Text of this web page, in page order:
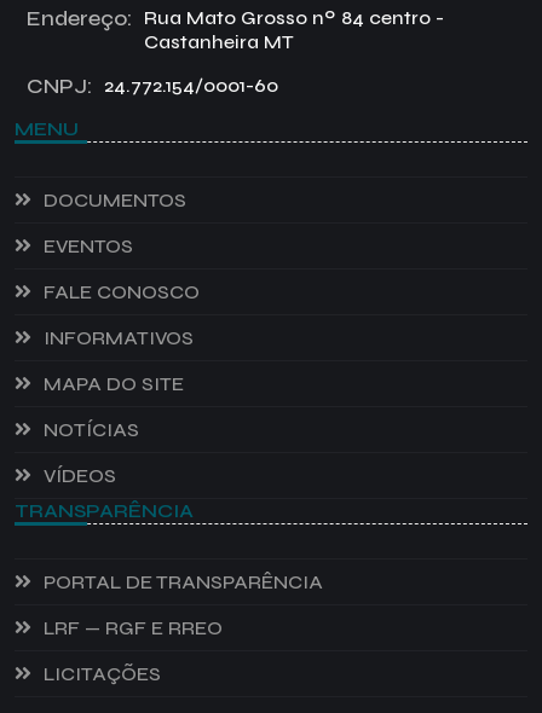
Endereço:
Rua Mato Grosso nº 84 centro -
Castanheira MT
CNPJ: 24.772.154/0001-60
MENU
DOCUMENTOS
EVENTOS
FALE CONOSCO
INFORMATIVOS
MAPA DO SITE
NOTÍCIAS
VÍDEOS
TRANSPARÊNCIA
PORTAL DE TRANSPARÊNCIA
LRF — RGF E RREO
LICITAÇÕES